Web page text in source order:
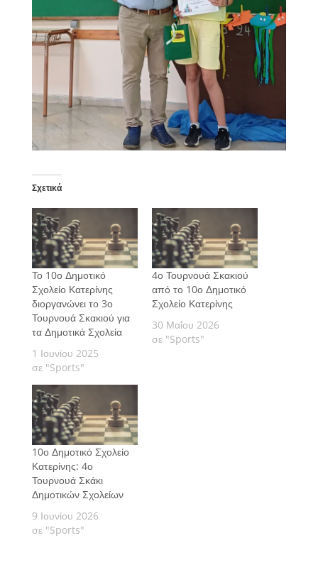
Σχετικά
Το 10ο Δημοτικό
Σχολείο Κατερίνης
διοργανώνει το 3ο
Τουρνουά Σκακιού για
τα Δημοτικά Σχολεία
1 Ιουνίου 2025
σε "Sports"
4ο Τουρνουά Σκακιού
από το 10ο Δημοτικό
Σχολείο Κατερίνης
30 Μαΐου 2026
σε "Sports"
10ο Δημοτικό Σχολείο
Κατερίνης: 4ο
Τουρνουά Σκάκι
Δημοτικών Σχολείων
9 Ιουνίου 2026
σε "Sports"